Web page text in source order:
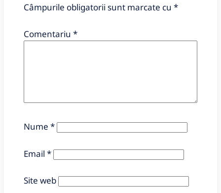
Câmpurile obligatorii sunt marcate cu *
Comentariu *
Nume *
Email *
Site web